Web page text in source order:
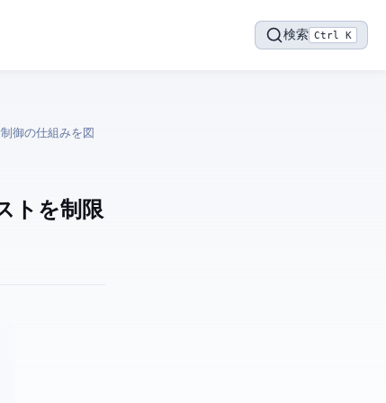
検索 Ctrl K
トを制限